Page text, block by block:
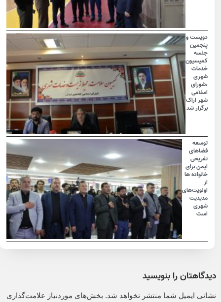
دویست و
پنجمین
جلسه
کمیسیون
خدمات
شهری
،شورای
اسلامی
شهر اراک
برگزار شد
توسعه
فضاهای
تفریحی
ایمن برای
خانواده ها
اولویت‌های
مدیدیت
شهری
است
دیدگاهتان را بنویسید
نشانی ایمیل شما منتشر نخواهد شد. بخش‌های موردنیاز علامت‌گذاری